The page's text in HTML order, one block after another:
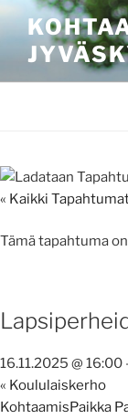
sisältöön
« Kaikki
Tämä tapahtuma
16.11.2025 @ 16:00
« Koululaiskerho
KohtaamisPaikka